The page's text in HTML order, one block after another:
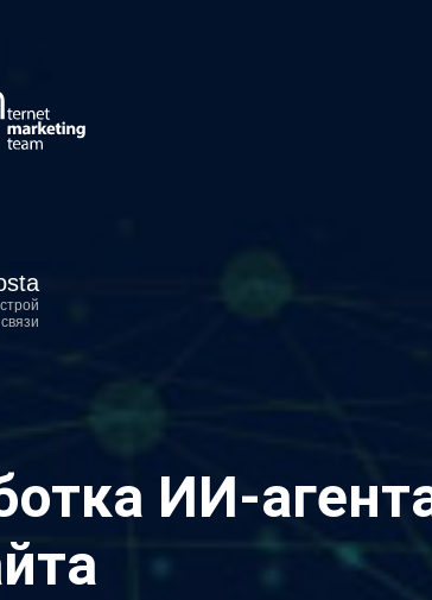
ИИ-
Пишите в телеграм: